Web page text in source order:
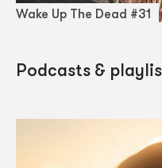
Wake Up The Dead #31
Podcasts &